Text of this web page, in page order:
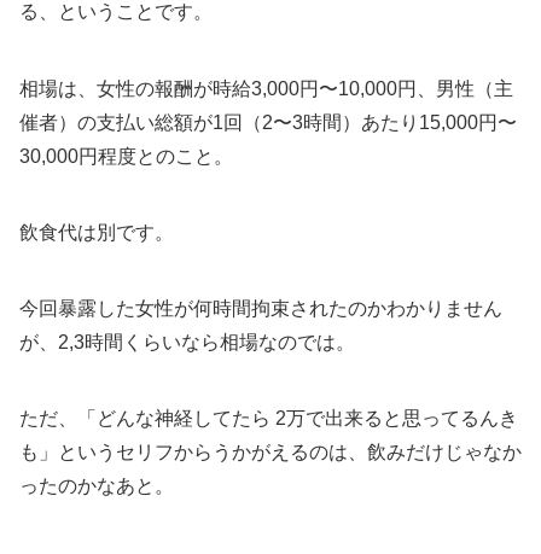
る、ということです。
相場は、女性の報酬が時給3,000円〜10,000円、男性（主
催者）の支払い総額が1回（2〜3時間）あたり15,000円〜
30,000円程度とのこと。
飲食代は別です。
今回暴露した女性が何時間拘束されたのかわかりません
が、2,3時間くらいなら相場なのでは。
ただ、「どんな神経してたら 2万で出来ると思ってるんき
も」というセリフからうかがえるのは、飲みだけじゃなか
ったのかなあと。